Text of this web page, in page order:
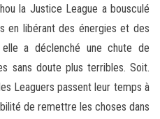
la Justice League a bousculé
en libérant des énergies et des
a déclenché une chute de
sans doute plus terribles. Soit.
Leaguers passent leur temps à
de remettre les choses dans